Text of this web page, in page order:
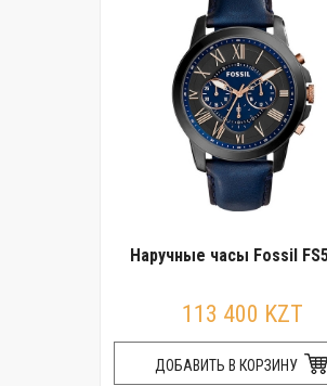
Наручные часы Fossil
113 400 KZT
ДОБАВИТЬ В КОРЗИНУ